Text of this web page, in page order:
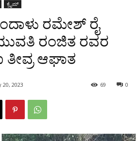
ಕ್ರೈಮ್
ರಮೇಶ್ ರೈ
ರಂಜಿತ ರವರ
ತೀವ್ರ ಆಘಾತ
20, 2023 0
69